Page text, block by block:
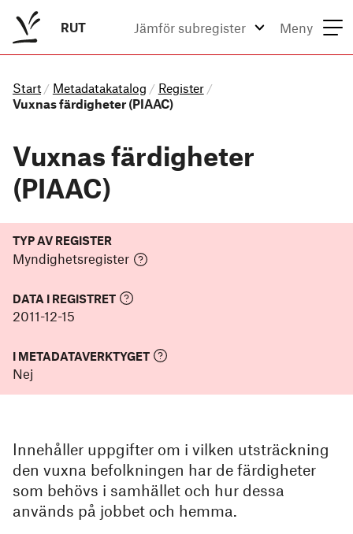
RUT Jämför subregister Meny
Start / Metadatakatalog / Register /
Vuxnas färdigheter (PIAAC)
Vuxnas färdigheter
(PIAAC)
TYP AV REGISTER
Myndighetsregister
DATA I REGISTRET
2011-12-15
I METADATAVERKTYGET
Nej
Innehåller uppgifter om i vilken utsträckning
den vuxna befolkningen har de färdigheter
som behövs i samhället och hur dessa
används på jobbet och hemma.